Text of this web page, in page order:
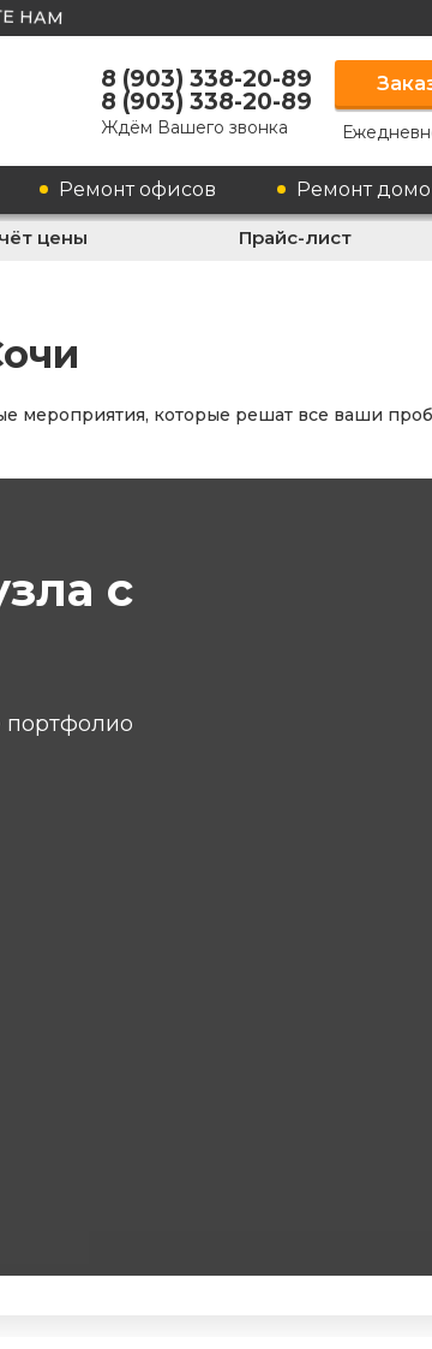
НАМ
8 (903) 338-20-89
8 (903) 338-20-89
Ждём Вашего звонка
Ремонт офисов Ремонт
цены Прайс-лист
мероприятия, которые решат все ваши
с